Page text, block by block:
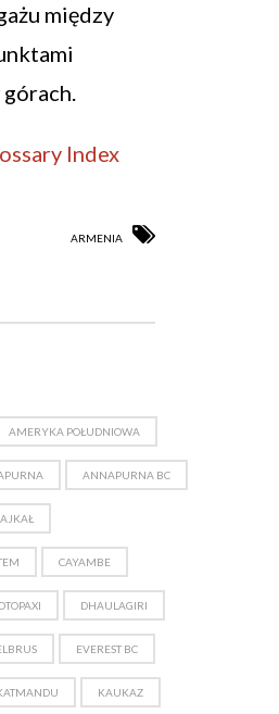
między
Index
ARMENIA
AMERYKA POŁUDNIOWA
ANNAPURNA BC
CAYAMBE
DHAULAGIRI
EVEREST BC
KAUKAZ